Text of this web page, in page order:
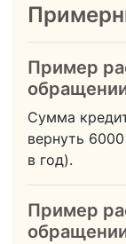
Пример
Сумма
вернуть 6000
в год).
Пример